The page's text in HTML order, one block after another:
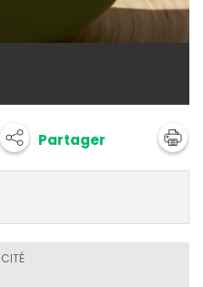
Partager